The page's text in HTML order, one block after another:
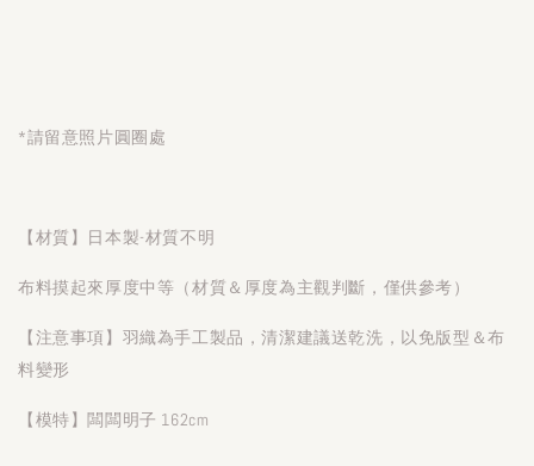
*請留意照片圓圈處
【材質】日本製-材質不明
布料摸起來厚度中等（材質＆厚度為主觀判斷，僅供參考）
【注意事項】羽織為手工製品，清潔建議送乾洗，以免版型＆布
料變形
【模特】闆闆明子 162cm